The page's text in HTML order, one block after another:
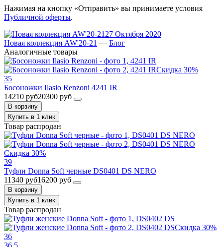
Нажимая на кнопку «Отправить» вы принимаете условия
Публичной оферты.
27 Октября 2020
Новая коллекция AW'20-21 — Блог
Аналогичные товары
Скидка 30%
35
Босоножки Ilasio Renzoni 4241 IR
14210 руб20300 руб
В корзину
Купить в 1 клик
Товар распродан
Скидка 30%
39
Туфли Donna Soft черные DS0401 DS NERO
11340 руб16200 руб
В корзину
Купить в 1 клик
Товар распродан
Скидка 30%
36
36.5